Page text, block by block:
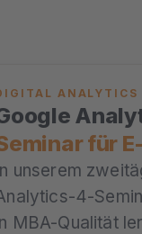
ANALYTICS
für
unserem
4-
MBA-Qualität